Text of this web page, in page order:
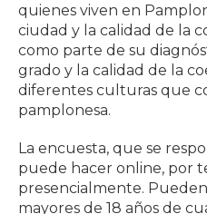
quienes viven en
ciudad y la calidad de la
como parte de su
grado y la calidad de la
diferentes culturas que
pamplonesa.
La encuesta, que se
puede hacer online, por
presencialmente.
mayores de 18 años de